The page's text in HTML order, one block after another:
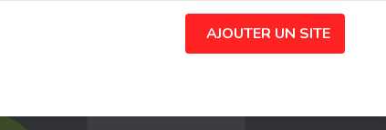
AJOUTER UN SITE